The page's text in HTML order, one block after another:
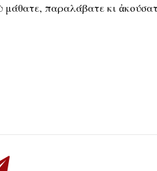
μάθατε, παραλάβατε κι